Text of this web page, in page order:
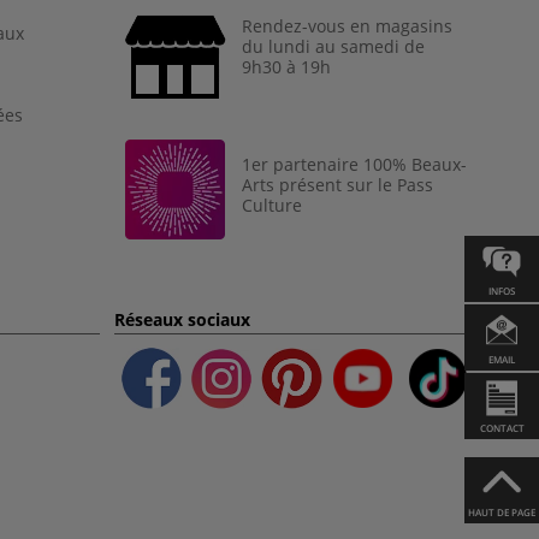
INFOS
EMAIL
CONTACT
HAUT DE PAGE
Rendez-vous en magasins
du lundi au samedi de
9h30 à 19h
1er partenaire 100% Beaux-
Arts présent sur le Pass
Culture
Réseaux sociaux